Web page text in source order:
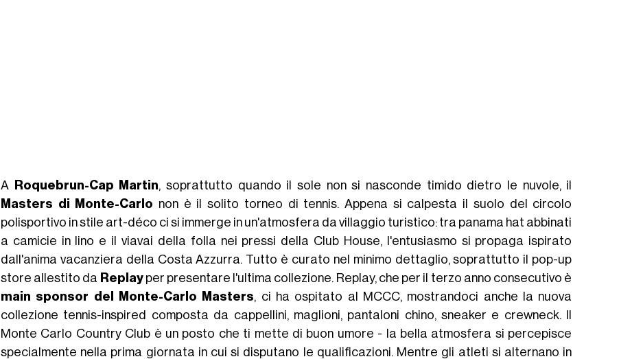
A Roquebrun-Cap Martin, soprattutto quando il sole non si nasconde timido dietro le nuvole, il
Masters di Monte-Carlo non è il solito torneo di tennis. Appena si calpesta il suolo del circolo
polisportivo in stile art-déco ci si immerge in un'atmosfera da villaggio turistico: tra panama hat abbinati
a camicie in lino e il viavai della folla nei pressi della Club House, l'entusiasmo si propaga ispirato
dall'anima vacanziera della Costa Azzurra. Tutto è curato nel minimo dettaglio, soprattutto il pop-up
store allestito da Replayper presentare l'ultima collezione. Replay, che per il terzo anno consecutivo è
main sponsor del
Monte-Carlo Masters, ci ha ospitato al MCCC, mostrandoci anche la nuova
collezione tennis-inspired composta da cappellini, maglioni, pantaloni chino, sneaker e crewneck. Il
Monte Carlo Country Club è un posto che ti mette di buon umore - la bella atmosfera si percepisce
specialmente nella prima giornata in cui si disputano le qualificazioni. Mentre gli atleti si alternano in